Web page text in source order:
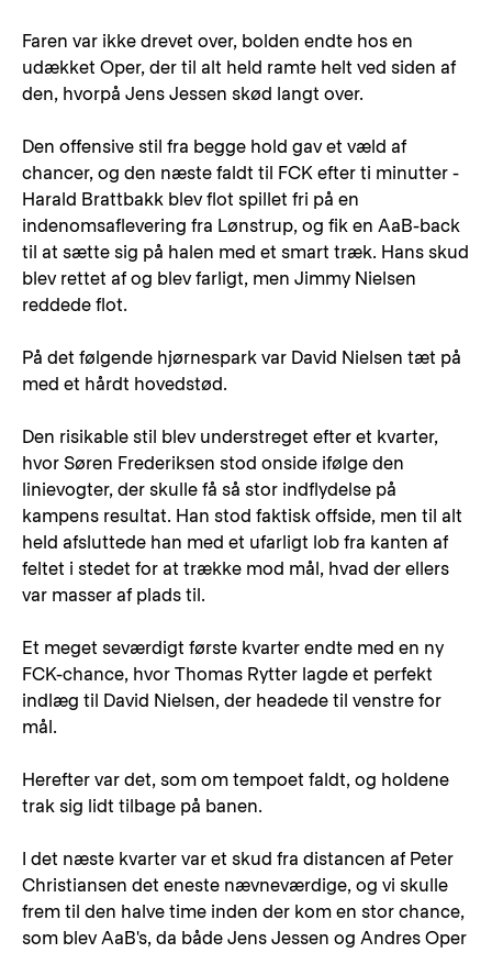
Faren var ikke drevet over, bolden endte hos en
udækket Oper, der til alt held ramte helt ved siden af
den, hvorpå Jens Jessen skød langt over.
Den offensive stil fra begge hold gav et væld af
chancer, og den næste faldt til FCK efter ti minutter -
Harald Brattbakk blev flot spillet fri på en
indenomsaflevering fra Lønstrup, og fik en AaB-back
til at sætte sig på halen med et smart træk. Hans skud
blev rettet af og blev farligt, men Jimmy Nielsen
reddede flot.
På det følgende hjørnespark var David Nielsen tæt på
med et hårdt hovedstød.
Den risikable stil blev understreget efter et kvarter,
hvor Søren Frederiksen stod onside ifølge den
linievogter, der skulle få så stor indflydelse på
kampens resultat. Han stod faktisk offside, men til alt
held afsluttede han med et ufarligt lob fra kanten af
feltet i stedet for at trække mod mål, hvad der ellers
var masser af plads til.
Et meget seværdigt første kvarter endte med en ny
FCK-chance, hvor Thomas Rytter lagde et perfekt
indlæg til David Nielsen, der headede til venstre for
mål.
Herefter var det, som om tempoet faldt, og holdene
trak sig lidt tilbage på banen.
I det næste kvarter var et skud fra distancen af Peter
Christiansen det eneste nævneværdige, og vi skulle
frem til den halve time inden der kom en stor chance,
som blev AaB's, da både Jens Jessen og Andres Oper